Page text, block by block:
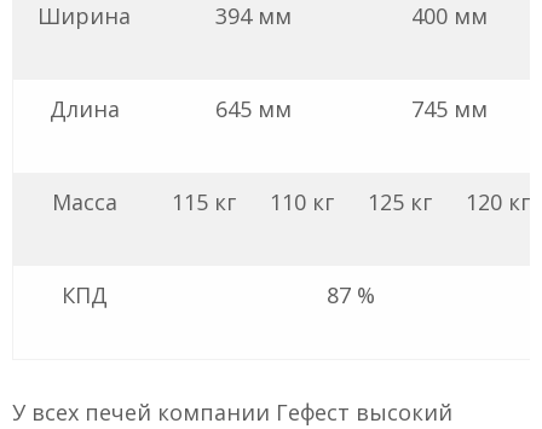
Ширина 394 мм 400 мм
Длина 645 мм 745 мм
Масса 115 кг 110 кг 125 кг 120 кг
КПД 87 %
У всех печей компании Гефест высокий